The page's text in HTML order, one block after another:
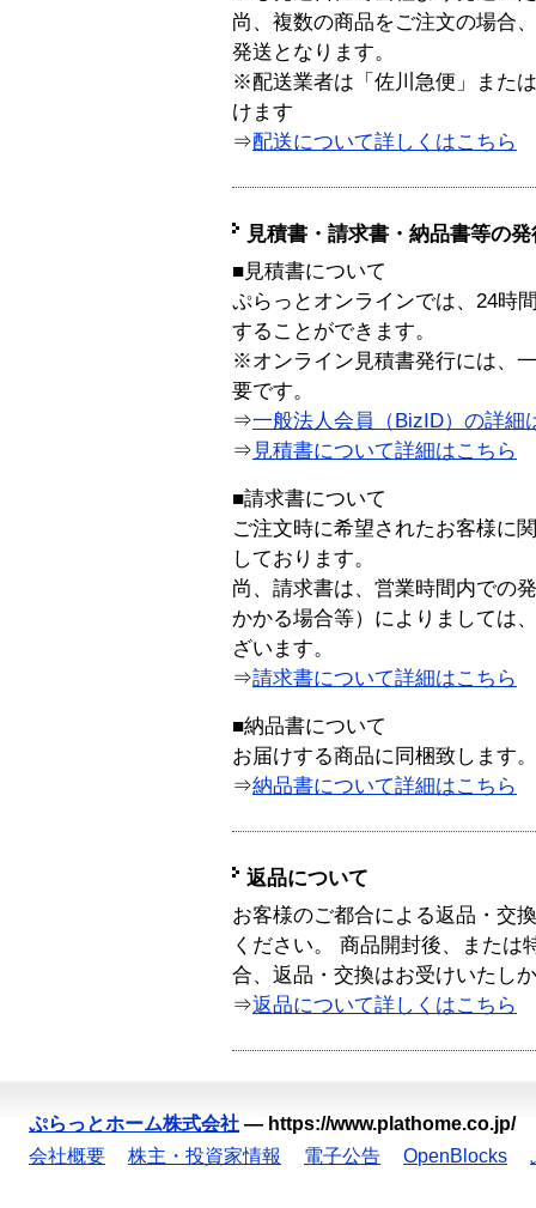
尚、複数の商品をご注文の場合
発送となります。
※配送業者は「佐川急便」また
けます
⇒配送について詳しくはこちら
見積書・請求書・納品書等の
■見積書について
ぷらっとオンラインでは、24時
することができます。
※オンライン見積書発行には、
要です。
⇒一般法人会員（BizID）の詳細
⇒ 見積書について詳細はこちら
■請求書について
ご注文時に希望されたお客様に
しております。
尚、請求書は、営業時間内での
かかる場合等）によりましては
ざいます。
⇒請求書について詳細はこちら
■納品書について
お届けする商品に同梱致します。
⇒納品書について詳細はこちら
返品について
お客様のご都合による返品・交
ください。 商品開封後、または
合、返品・交換はお受けいたし
⇒返品について詳しくはこちら
ぷらっとホーム株式会社 — https://www.plathome.co.jp/
会社概要
株主・投資家情報 電子公告 OpenBlocks